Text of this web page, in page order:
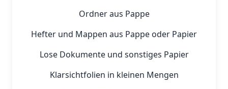
Ordner aus Pappe
Hefter und Mappen aus Pappe oder Papier
Lose Dokumente und sonstiges Papier
Klarsichtfolien in kleinen Mengen